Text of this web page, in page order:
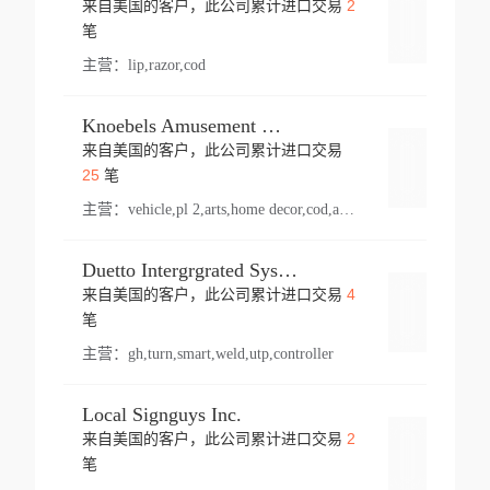
来自美国的客户，此公司累计进口交易 2
笔
主营： lip,razor,cod
Knoebels Amusement Resort
来自美国的客户，此公司累计进口交易
25笔
主营： vehicle,pl 2,arts,home decor,cod,amusement ride,sea
Duetto Intergrgrated Systems Inc.
来自美国的客户，此公司累计进口交易 4
笔
主营： gh,turn,smart,weld,utp,controller
Local Signguys Inc.
来自美国的客户，此公司累计进口交易 2
笔